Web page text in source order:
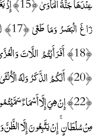
﴿22﴾ إِنْ هِيَ إِلَّا أَسْمَاءٌ
مِنْ سُلْطَانٍ ۚ إِنْ يَتَّبِعُونَ إِلَّا